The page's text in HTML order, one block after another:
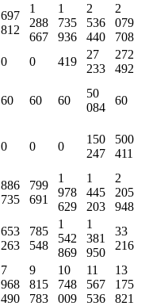
697
812
1
288
667
1
735
936
2
536
440
2
079
708
0 0 419
27
233
272
492
60 60 60
50
084
60
0 0 0
150
247
500
411
886
735
799
691
1
978
629
1
445
203
2
205
948
653
263
785
548
1
542
869
1
381
950
33
216
7
968
490
9
815
783
10
748
009
11
567
536
13
175
821